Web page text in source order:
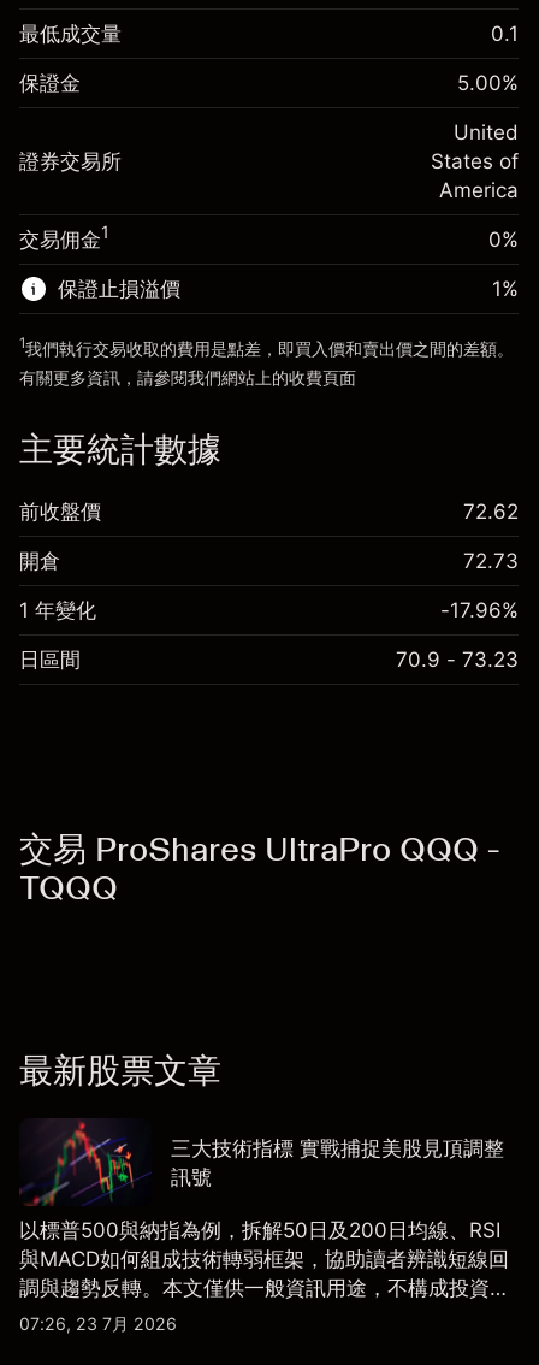
保證金。您的投資 $1,000.00
隔夜倉息
-0.02154
%
(-$4.31)
來自杠杆的資金 - 美元（大約值）
$19,000.00
前往平台
保證金。您的投資 $1,000.00
隔夜倉息
-0.000682
%
(-$0.14)
$20,000.00
來自杠杆的資金 - 美元（大約值）$19,000.00
前往平台
最低成交量 0.1
保證金 5.00%
證券交易所
United
States of
America
交易佣金1 0%
保證止損溢價 1%
1我們執行交易收取的費用是點差，即買入價和賣出價之間的差額。
有關更多資訊，請參閱我們網站上的收費頁面
主要統計數據
前收盤價 72.62
開倉 72.73
1 年變化 -17.96%
日區間 70.9 - 73.23
交易 ProShares UltraPro QQQ -
TQQQ
最新股票文章
三大技術指標 實戰捕捉美股見頂調整
訊號
以標普500與納指為例，拆解50日及200日均線、RSI
與MACD如何組成技術轉弱框架，協助讀者辨識短線回
調與趨勢反轉。本文僅供一般資訊用途，不構成投資研
究、投資建議或任何交易推薦。
07:26, 23 7月 2026